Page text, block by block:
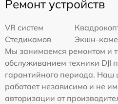
Ремонт устройств
VR систем
Стедикамов
Экшн-
Мы занимаемся ремонтом и
обслуживанием техники DJI
гарантийного периода. Наш
работает независимо и не
авторизации от